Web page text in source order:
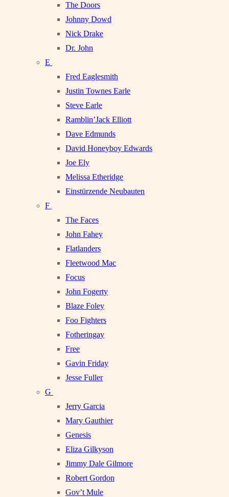
The Doors
Johnny Dowd
Nick Drake
Dr. John
E
Fred Eaglesmith
Justin Townes Earle
Steve Earle
Ramblin’Jack Elliott
Dave Edmunds
David Honeyboy Edwards
Joe Ely
Melissa Etheridge
Einstürzende Neubauten
F
The Faces
John Fahey
Flatlanders
Fleetwood Mac
Focus
John Fogerty
Blaze Foley
Foo Fighters
Fotheringay
Free
Gavin Friday
Jesse Fuller
G
Jerry Garcia
Mary Gauthier
Genesis
Eliza Gilkyson
Jimmy Dale Gilmore
Robert Gordon
Gov’t Mule